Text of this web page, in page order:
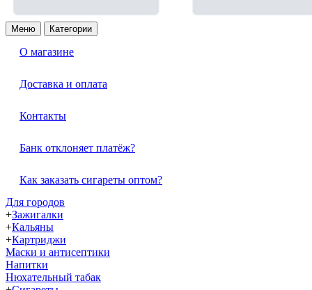
Меню Категории
О магазине
Доставка и оплата
Контакты
Банк отклоняет платёж?
Как заказать сигареты оптом?
Для городов
+Зажигалки
+Кальяны
+Картриджи
Маски и антисептики
Напитки
Нюхательный табак